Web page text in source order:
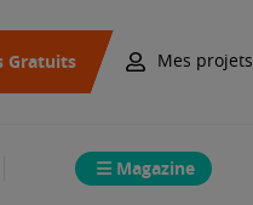
Gratuits Mes projets
Magazine